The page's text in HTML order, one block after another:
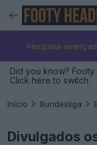
Pesquisa
Did you know? Footy
Click here to switch.
Início Bundesliga
Divulgados